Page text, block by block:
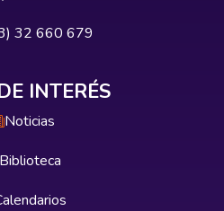
32 660 679
INTERÉS
Noticias